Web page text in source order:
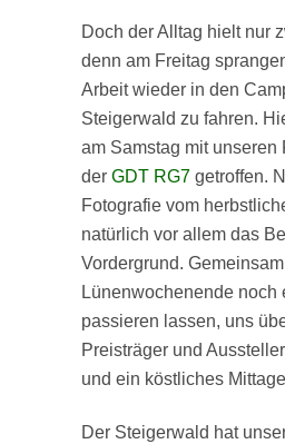
Doch der Alltag hielt nur
denn am Freitag
Arbeit wieder in den
Steigerwald zu fahren.
am Samstag mit unseren
derGDT RG7 getroffen.
Fotografie vom
natürlich vor allem das
Vordergrund.
Lünenwochenende noch
passieren lassen, uns
Preisträger und
und ein köstliches
Der Steigerwald hat